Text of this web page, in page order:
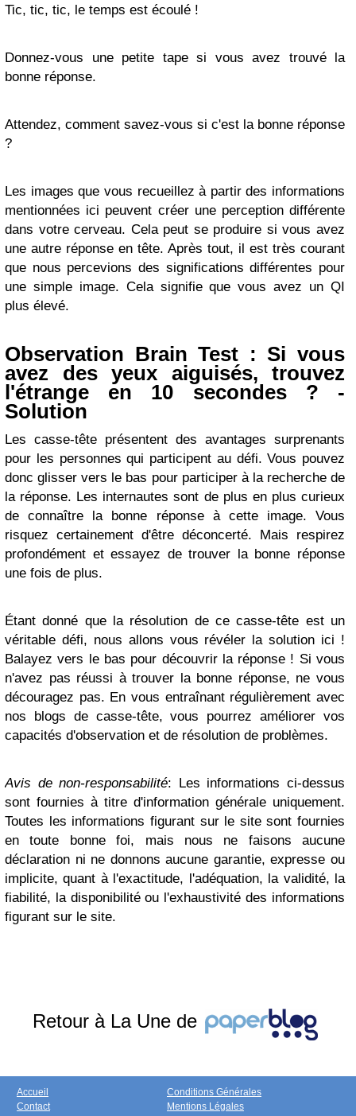
Tic, tic, tic, le temps est écoulé !
Donnez-vous une petite tape si vous avez trouvé la
bonne réponse.
Attendez, comment savez-vous si c'est la bonne réponse
?
Les images que vous recueillez à partir des informations
mentionnées ici peuvent créer une perception différente
dans votre cerveau. Cela peut se produire si vous avez
une autre réponse en tête. Après tout, il est très courant
que nous percevions des significations différentes pour
une simple image. Cela signifie que vous avez un QI
plus élevé.
Observation Brain Test : Si vous
avez des yeux aiguisés, trouvez
l'étrange en 10 secondes ? -
Solution
Les casse-tête présentent des avantages surprenants
pour les personnes qui participent au défi. Vous pouvez
donc glisser vers le bas pour participer à la recherche de
la réponse. Les internautes sont de plus en plus curieux
de connaître la bonne réponse à cette image. Vous
risquez certainement d'être déconcerté. Mais respirez
profondément et essayez de trouver la bonne réponse
une fois de plus.
Étant donné que la résolution de ce casse-tête est un
véritable défi, nous allons vous révéler la solution ici !
Balayez vers le bas pour découvrir la réponse ! Si vous
n'avez pas réussi à trouver la bonne réponse, ne vous
découragez pas. En vous entraînant régulièrement avec
nos blogs de casse-tête, vous pourrez améliorer vos
capacités d'observation et de résolution de problèmes.
Avis de non-responsabilité: Les informations ci-dessus
sont fournies à titre d'information générale uniquement.
Toutes les informations figurant sur le site sont fournies
en toute bonne foi, mais nous ne faisons aucune
déclaration ni ne donnons aucune garantie, expresse ou
implicite, quant à l'exactitude, l'adéquation, la validité, la
fiabilité, la disponibilité ou l'exhaustivité des informations
figurant sur le site.
Retour à La Une de
Accueil
Contact
Conditions Générales
Mentions Légales